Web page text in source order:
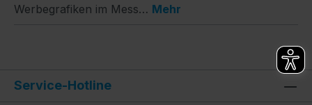
Werbegrafiken im Mess… Mehr
Service-Hotline